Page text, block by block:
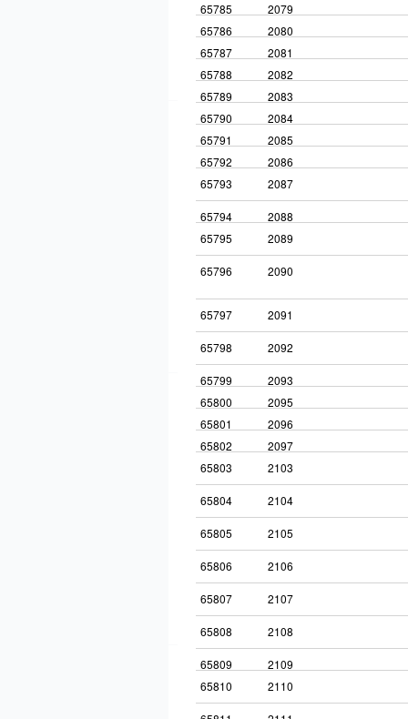
65785
2079
65786
2080
65787
2081
65788
2082
65789
2083
65790
2084
65791
2085
65792
2086
65793
2087
65794
2088
65795
2089
65796 2090
65797 2091
65798 2092
65799
2093
65800
2095
65801
2096
65802
2097
65803
2103
65804 2104
65805 2105
65806 2106
65807 2107
65808 2108
65809
2109
65810
2110